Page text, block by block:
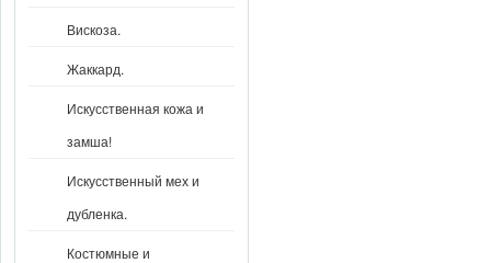
Вискоза.
Жаккард.
Искусственная кожа и
замша!
Искусственный мех и
дубленка.
Костюмные и